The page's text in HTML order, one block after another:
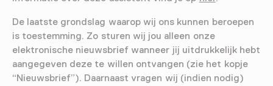
De laatste grondslag waarop wij ons kunnen beroepen
is toestemming. Zo sturen wij jou alleen onze
elektronische nieuwsbrief wanneer jij uitdrukkelijk hebt
aangegeven deze te willen ontvangen (zie het kopje
“Nieuwsbrief”). Daarnaast vragen wij (indien nodig)